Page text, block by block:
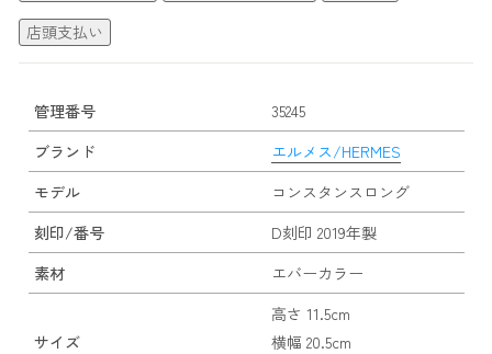
店頭支払い
管理番号
35245
ブランド
エルメス/HERMES
モデル
コンスタンスロング
刻印/番号
D刻印 2019年製
素材
エバーカラー
サイズ
高さ 11.5cm
横幅 20.5cm